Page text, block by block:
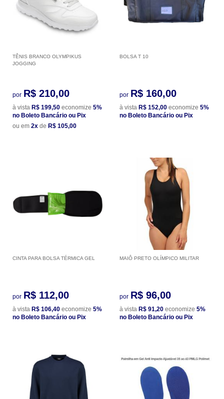
TÊNIS BRANCO OLYMPIKUS
JOGGING
por R$ 210,00
à vista R$ 199,50 economize 5%
no Boleto Bancário ou Pix
ou em 2x de R$ 105,00
BOLSA T 10
por R$ 160,00
à vista R$ 152,00 economize 5%
no Boleto Bancário ou Pix
CINTA PARA BOLSA TÉRMICA GEL
por R$ 112,00
à vista R$ 106,40 economize 5%
no Boleto Bancário ou Pix
MAIÔ PRETO OLÍMPICO MILITAR
por R$ 96,00
à vista R$ 91,20 economize 5%
no Boleto Bancário ou Pix